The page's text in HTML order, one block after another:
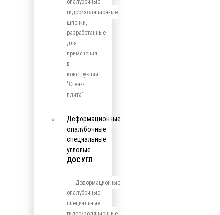
опалубочные
гидроизоляционные
шпонки,
разработанные
для
применения
в
конструкции
"Стена-
плита"
Деформационные
опалубочные
специальные
угловые
ДОС УГЛ
Деформационные
опалубочные
специальные